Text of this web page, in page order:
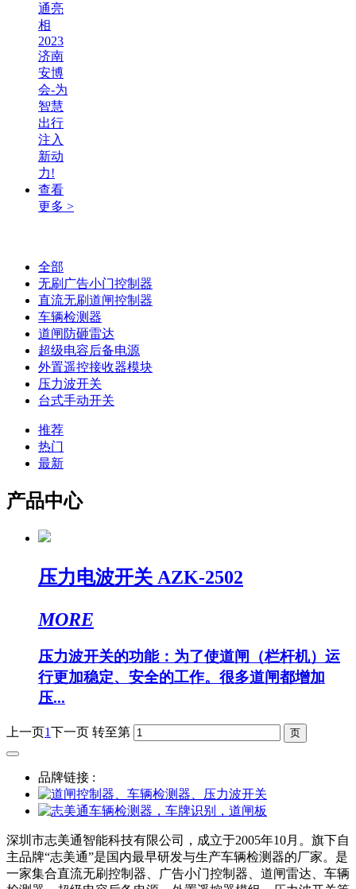
通亮
相
2023
济南
安博
会-为
智慧
出行
注入
新动
力!
查看
更多 >
全部
无刷广告小门控制器
直流无刷道闸控制器
车辆检测器
道闸防砸雷达
超级电容后备电源
外置遥控接收器模块
压力波开关
台式手动开关
推荐
热门
最新
产品中心
压力电波开关 AZK-2502
MORE
压力波开关的功能：为了使道闸（栏杆机）运
行更加稳定、安全的工作。很多道闸都增加
压...
上一页1下一页 转至第
品牌链接 :
深圳市志美通智能科技有限公司，成立于2005年10月。旗下自
主品牌“志美通”是国内最早研发与生产车辆检测器的厂家。是
一家集合直流无刷控制器、广告小门控制器、道闸雷达、车辆